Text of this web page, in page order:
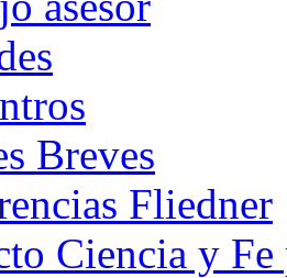
Breves
Fliedner
Ciencia y